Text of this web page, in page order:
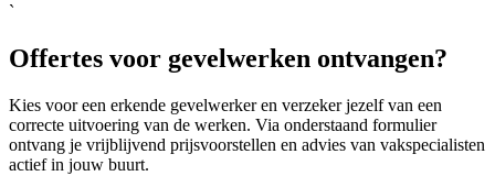
`
Offertes voor gevelwerken ontvangen?
Kies voor een erkende gevelwerker en verzeker jezelf van een
correcte uitvoering van de werken. Via onderstaand formulier
ontvang je vrijblijvend prijsvoorstellen en advies van vakspecialisten
actief in jouw buurt.